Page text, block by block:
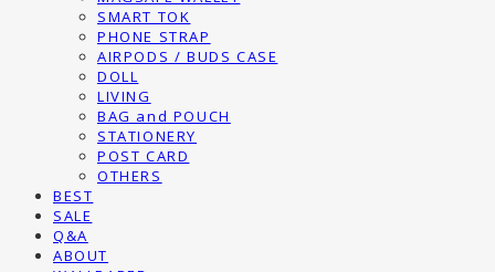
SMART TOK
PHONE STRAP
AIRPODS / BUDS CASE
DOLL
LIVING
BAG and POUCH
STATIONERY
POST CARD
OTHERS
BEST
SALE
Q&A
ABOUT